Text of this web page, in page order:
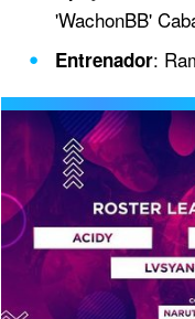
'WachonBB'
Entrenador: